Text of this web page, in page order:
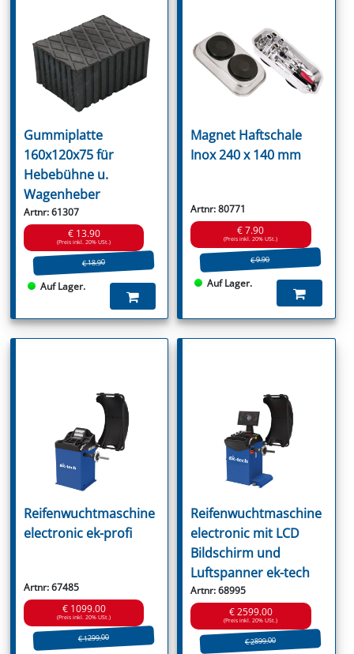
Gummiplatte
160x120x75 für
Hebebühne u.
Wagenheber
Artnr: 61307
€ 13.90
(Preis inkl. 20% USt.)
€ 18.90
Auf Lager.
Magnet Haftschale
Inox 240 x 140 mm
Artnr: 80771
€ 7.90
(Preis inkl. 20% USt.)
€ 9.90
Auf Lager.
Reifenwuchtmaschine
electronic ek-profi
Artnr: 67485
€ 1099.00
(Preis inkl. 20% USt.)
€ 1299.00
Reifenwuchtmaschine
electronic mit LCD
Bildschirm und
Luftspanner ek-tech
Artnr: 68995
€ 2599.00
(Preis inkl. 20% USt.)
€ 2899.00